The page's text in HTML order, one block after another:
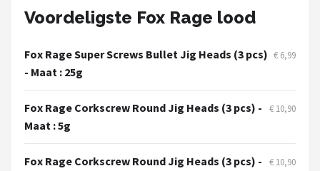
Rapala
PB Products
Fox Rage
Voordeligste Fox Rage lood
Fox Rage Super Screws Bullet Jig Heads (3 pcs)
- Maat : 25g
€ 6,99
Fox Rage Corkscrew Round Jig Heads (3 pcs) -
Maat : 5g
€ 10,90
Fox Rage Corkscrew Round Jig Heads (3 pcs) -
€ 10,90